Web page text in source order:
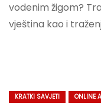
vodenim žigom?
vještina kao i
KRATKI SAVJETI ONLINE